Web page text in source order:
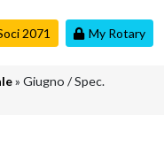
2071 My Rotary
Giugno / Spec.